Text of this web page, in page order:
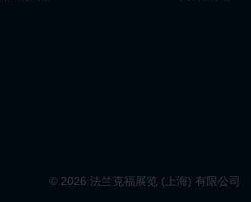
© 2026 法兰克福展览 (上海) 有限公司